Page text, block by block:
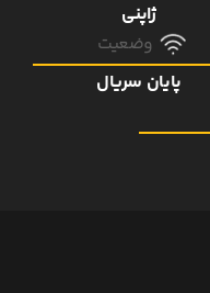
ژاپنی
وضعیت
پایان سریال